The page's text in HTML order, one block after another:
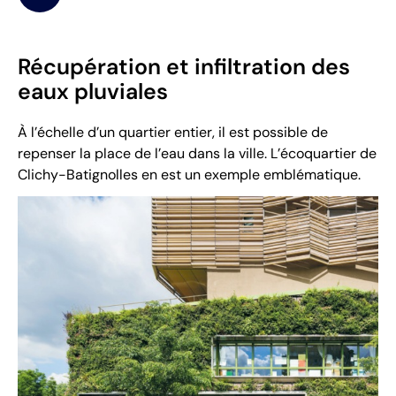
Récupération et infiltration des
eaux pluviales
À l’échelle d’un quartier entier, il est possible de
repenser la place de l’eau dans la ville. L’écoquartier de
Clichy-Batignolles en est un exemple emblématique.